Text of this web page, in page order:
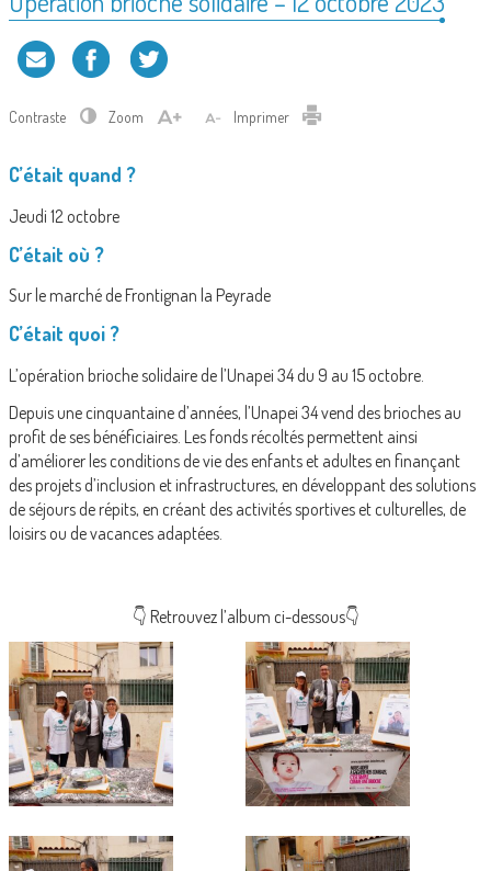
Contraste Zoom Imprimer
C’était quand ?
Jeudi 12 octobre
C’était où ?
Sur le marché de Frontignan la Peyrade
C’était quoi ?
L’opération brioche solidaire de l’Unapei 34 du 9 au 15 octobre.
Depuis une cinquantaine d’années, l’Unapei 34 vend des brioches au
profit de ses bénéficiaires. Les fonds récoltés permettent ainsi
d’améliorer les conditions de vie des enfants et adultes en finançant
des projets d’inclusion et infrastructures, en développant des solutions
de séjours de répits, en créant des activités sportives et culturelles, de
loisirs ou de vacances adaptées.
👇 Retrouvez l’album ci-dessous👇